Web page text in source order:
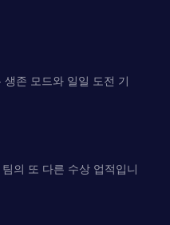
존 모드와 일일 도전 기
의 또 다른 수상 업적입니